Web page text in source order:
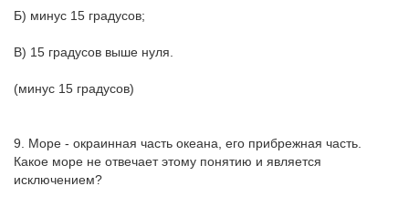
Б) минус 15 градусов;
В) 15 градусов выше нуля.
(минус 15 градусов)
9. Море - окраинная часть океана, его прибрежная часть.
Какое море не отвечает этому понятию и является
исключением?